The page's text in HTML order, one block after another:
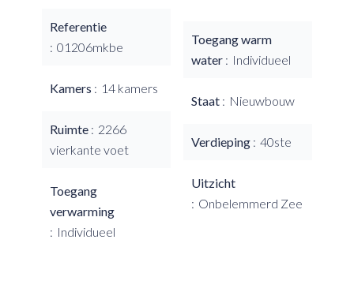
Referentie
01206mkbe
Kamers 14 kamers
Ruimte
2266
vierkante voet
Toegang
verwarming
Individueel
Toegang warm
water
Individueel
Staat Nieuwbouw
Verdieping 40ste
Uitzicht
Onbelemmerd Zee